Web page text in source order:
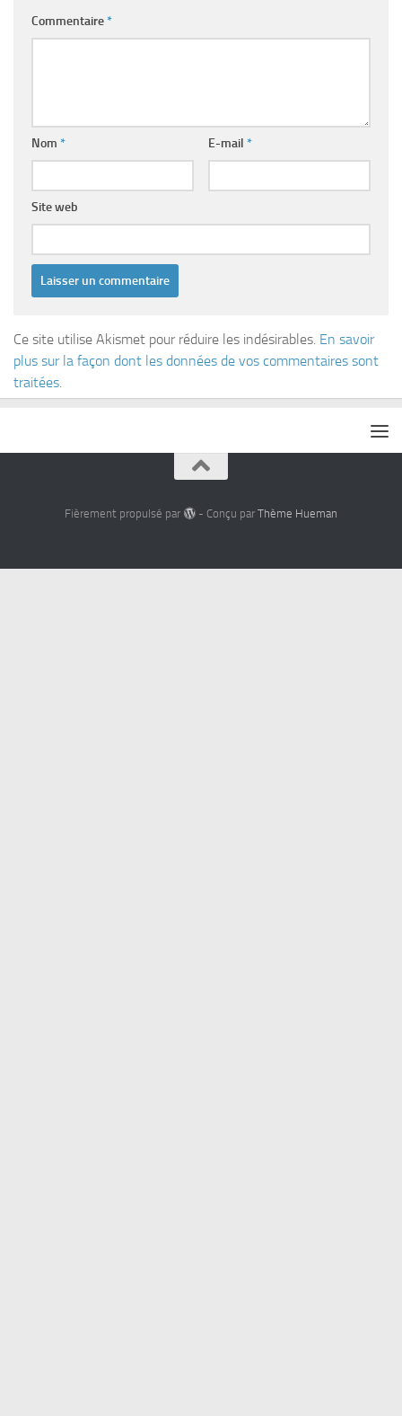
Commentaire*
Nom * E-mail *
Site web
Ce site utilise Akismet pour réduire les indésirables. En savoir
plus sur la façon dont les données de vos commentaires sont
traitées.
Fièrement propulsé par - Conçu par Thème Hueman